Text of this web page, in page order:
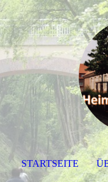
STARTSEITE